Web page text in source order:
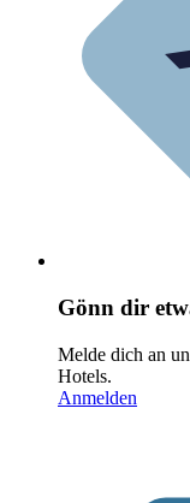
Gönn dir
Melde dich an
Hotels.
Anmelden